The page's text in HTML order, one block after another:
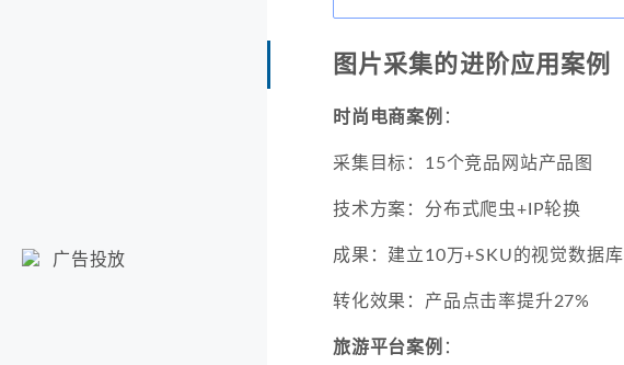
广告投放
图片采集的进阶应用案例
时尚电商案例 ：
采集目标：15个竞品网站产品图
技术方案：分布式爬虫+IP轮换
成果：建立10万+SKU的视觉数据库
转化效果：产品点击率提升27%
旅游平台案例 ：